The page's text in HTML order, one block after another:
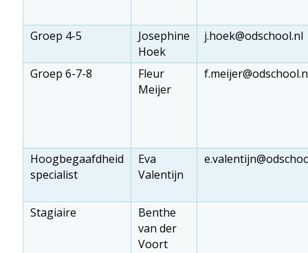
Groep 4-5
Josephine
Hoek
j.hoek@odschool.nl
Groep 6-7-8
Fleur
Meijer
Hoogbegaafdheid
specialist
Eva
Valentijn
Stagiaire
Benthe
van der
Voort